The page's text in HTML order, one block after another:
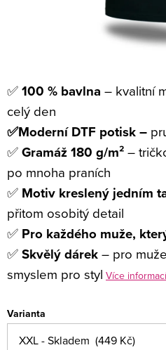
✅100 % bavlna – kvalitní
celý den
✅Moderní DTF potisk –
✅Gramáž 180 g/m²–
po mnoha praních
✅ Motiv kreslený jedním
přitom osobitý detail
✅ Pro každého muže,
✅Skvělý dárek– pro
smyslem pro styl Více informací
Varianta